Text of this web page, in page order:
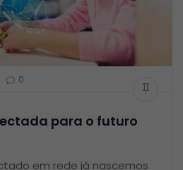
0
para o futuro
em rede já nascemos